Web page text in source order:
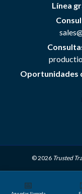
Línea
Oportunidades
© 2026 Trusted
Mapa del sitio
📅